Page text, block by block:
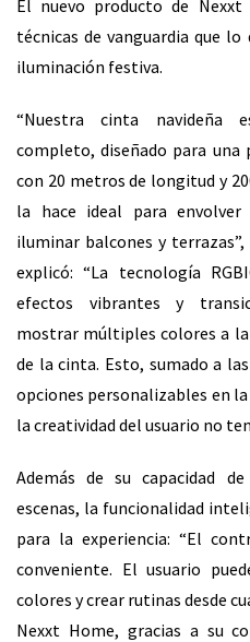
El nuevo producto de Nexxt
técnicas de vanguardia que
iluminación festiva.
“Nuestra cinta navideña
completo, diseñado para
con 20 metros de longitud y
la hace ideal para
iluminar balcones y
explicó: “La tecnología
efectos vibrantes y
mostrar múltiples colores a
de la cinta. Esto, sumado a
opciones personalizables en
la creatividad del usuario no
Además de su capacidad
escenas, la funcionalidad
para la experiencia: “El
conveniente. El usuario
colores y crear rutinas desde
Nexxt Home, gracias a su